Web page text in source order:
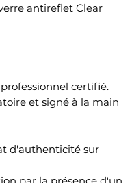
antireflet Clear
certifié.
et signé à la main
d'authenticité sur